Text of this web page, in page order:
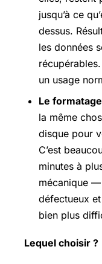
jusqu’à ce
dessus.
les données
un usage
Le
la même
disque pour
C’est
minutes à
mécanique —
défectueux
bien plus
Lequel choisir ?